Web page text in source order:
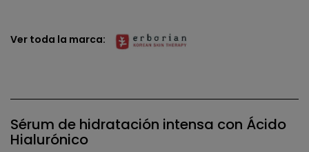
Ver toda la marca:
Sérum de hidratación intensa con Ácido
Hialurónico